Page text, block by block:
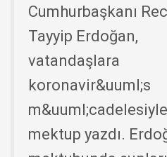
Cumhurbaşkanı
Tayyip Erdoğan,
vatandaşlara
koronavir&uuml;s
mektup yazdı.